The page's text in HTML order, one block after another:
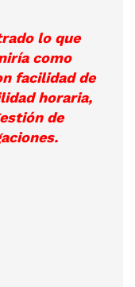
lo que
como
facilidad de
horaria,
de